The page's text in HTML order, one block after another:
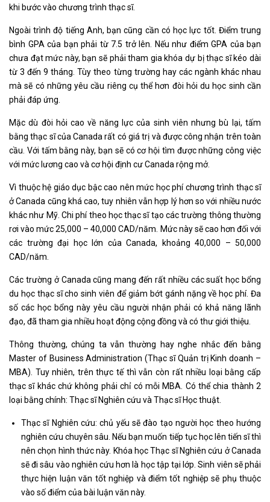
khi bước vào chương trình thạc sĩ.
Ngoài trình độ tiếng Anh, bạn cũng cần có học lực tốt. Điểm trung
bình GPA của bạn phải từ 7.5 trở lên. Nếu như điểm GPA của bạn
chưa đạt mức này, bạn sẽ phải tham gia khóa dự bị thạc sĩ kéo dài
từ 3 đến 9 tháng. Tùy theo từng trường hay các ngành khác nhau
mà sẽ có những yêu cầu riêng cụ thể hơn đòi hỏi du học sinh cần
phải đáp ứng.
Mặc dù đòi hỏi cao về năng lực của sinh viên nhưng bù lại, tấm
bằng thạc sĩ của Canada rất có giá trị và được công nhận trên toàn
cầu. Với tấm bằng này, bạn sẽ có cơ hội tìm được những công việc
với mức lương cao và cơ hội định cư Canada rộng mở.
Vì thuộc hệ giáo dục bậc cao nên mức học phí chương trình thạc sĩ
ở Canada cũng khá cao, tuy nhiên vẫn hợp lý hơn so với nhiều nước
khác như Mỹ. Chi phí theo học thạc sĩ tạo các trường thông thường
rơi vào mức 25,000 – 40,000 CAD/năm. Mức này sẽ cao hơn đối với
các trường đại học lớn của Canada, khoảng 40,000 – 50,000
CAD/năm.
Các trường ở Canada cũng mang đến rất nhiều các suất học bổng
du học thạc sĩ cho sinh viên để giảm bớt gánh nặng về học phí. Đa
số các học bổng này yêu cầu người nhận phải có khả năng lãnh
đạo, đã tham gia nhiều hoạt động cộng đồng và có thư giới thiệu.
Thông thường, chúng ta vẫn thường hay nghe nhắc đến bằng
Master of Business Administration (Thạc sĩ Quản trị Kinh doanh –
MBA). Tuy nhiên, trên thực tế thì vẫn còn rất nhiều loại bằng cấp
thạc sĩ khác chứ không phải chỉ có mỗi MBA. Có thể chia thành 2
loại bằng chính: Thạc sĩ Nghiên cứu và Thạc sĩ Học thuật.
Thạc sĩ Nghiên cứu: chủ yếu sẽ đào tạo người học theo hướng
nghiên cứu chuyên sâu. Nếu bạn muốn tiếp tục học lên tiến sĩ thì
nên chọn hình thức này. Khóa học Thạc sĩ Nghiên cứu ở Canada
sẽ đi sâu vào nghiên cứu hơn là học tập tại lớp. Sinh viên sẽ phải
thực hiện luận văn tốt nghiệp và điểm tốt nghiệp sẽ phụ thuộc
vào số điểm của bài luận văn này.